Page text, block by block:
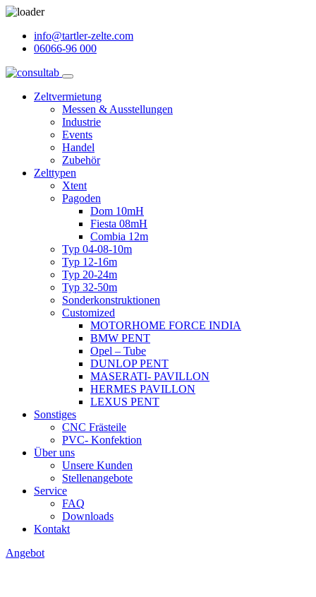
info@tartler-zelte.com
06066-96 000
Zeltvermietung
Messen & Ausstellungen
Industrie
Events
Handel
Zubehör
Zelttypen
Xtent
Pagoden
Dom 10mH
Fiesta 08mH
Combia 12m
Typ 04-08-10m
Typ 12-16m
Typ 20-24m
Typ 32-50m
Sonderkonstruktionen
Customized
MOTORHOME FORCE INDIA
BMW PENT
Opel – Tube
DUNLOP PENT
MASERATI- PAVILLON
HERMES PAVILLON
LEXUS PENT
Sonstiges
CNC Frästeile
PVC- Konfektion
Über uns
Unsere Kunden
Stellenangebote
Service
FAQ
Downloads
Kontakt
Angebot